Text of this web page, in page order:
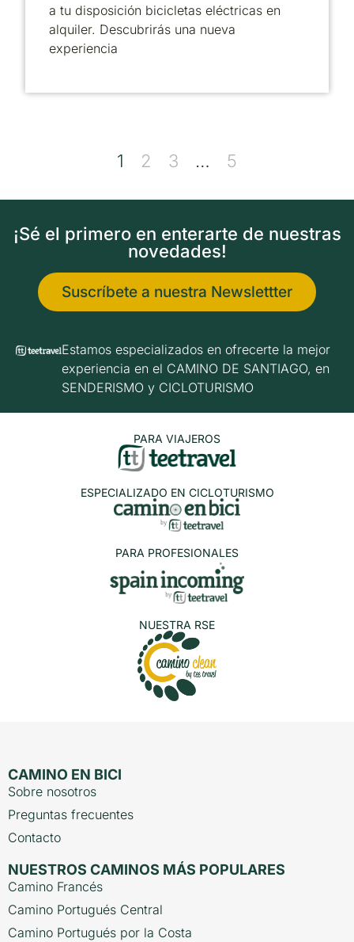
a tu disposición bicicletas eléctricas en
alquiler. Descubrirás una nueva
experiencia
1 2 3 … 5
¡Sé el primero en enterarte de nuestras
novedades!
Suscríbete a nuestra Newslettter
Estamos especializados en ofrecerte la mejor
experiencia en el CAMINO DE SANTIAGO, en
SENDERISMO y CICLOTURISMO
PARA VIAJEROS
ESPECIALIZADO EN CICLOTURISMO
PARA PROFESIONALES
NUESTRA RSE
CAMINO EN BICI
Sobre nosotros
Preguntas frecuentes
Contacto
NUESTROS CAMINOS MÁS POPULARES
Camino Francés
Camino Portugués Central
Camino Portugués por la Costa